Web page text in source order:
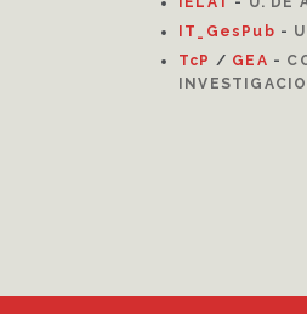
IT_GesPub -
TcP / GEA -